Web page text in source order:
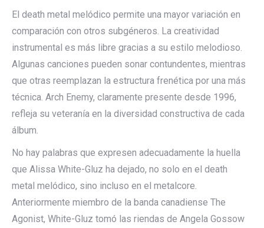
El death metal melódico permite una mayor variación en
comparación con otros subgéneros. La creatividad
instrumental es más libre gracias a su estilo melodioso.
Algunas canciones pueden sonar contundentes, mientras
que otras reemplazan la estructura frenética por una más
técnica. Arch Enemy, claramente presente desde 1996,
refleja su veteranía en la diversidad constructiva de cada
álbum.
No hay palabras que expresen adecuadamente la huella
que Alissa White-Gluz ha dejado, no solo en el death
metal melódico, sino incluso en el metalcore.
Anteriormente miembro de la banda canadiense The
Agonist, White-Gluz tomó las riendas de Angela Gossow